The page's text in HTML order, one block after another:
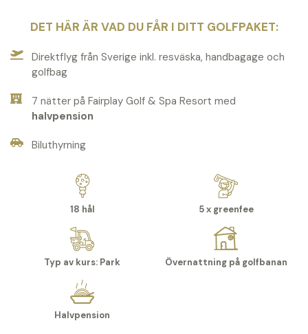
DET HÄR ÄR VAD DU FÅR I DITT GOLFPAKET:
Direktflyg från Sverige inkl. resväska, handbagage och
golfbag
7 nätter på Fairplay Golf & Spa Resort med
halvpension
Biluthyrning
18 hål 5 x greenfee
Typ av kurs: Park Övernattning på golfbanan
Halvpension